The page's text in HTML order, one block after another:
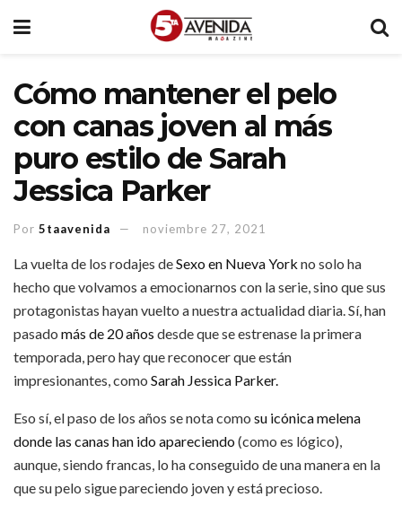
Cómo mantener el pelo
con canas joven al más
puro estilo de Sarah
Jessica Parker
Por 5taavenida noviembre 27, 2021
La vuelta de los rodajes deSexo en Nueva York no solo ha
hecho que volvamos a emocionarnos con la serie, sino que sus
protagonistas hayan vuelto a nuestra actualidad diaria. Sí, han
pasado más de 20 años desde que se estrenase la primera
temporada, pero hay que reconocer que están
impresionantes, como Sarah Jessica Parker.
Eso sí, el paso de los años se nota como su icónica melena
donde las canas han ido apareciendo(como es lógico),
aunque, siendo francas, lo ha conseguido de una manera en la
que su pelo sigue pareciendo joven y está precioso.